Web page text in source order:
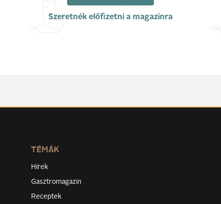
Szeretnék előfizetni a magazinra
TÉMÁK
Hírek
Gasztromagazin
Receptek